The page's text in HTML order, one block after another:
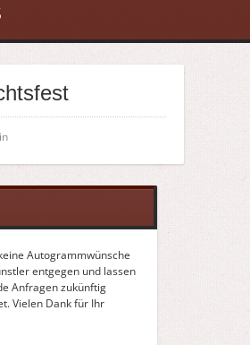
Autogrammwünsche
entgegen und lassen
Anfragen zukünftig
Vielen Dank für Ihr